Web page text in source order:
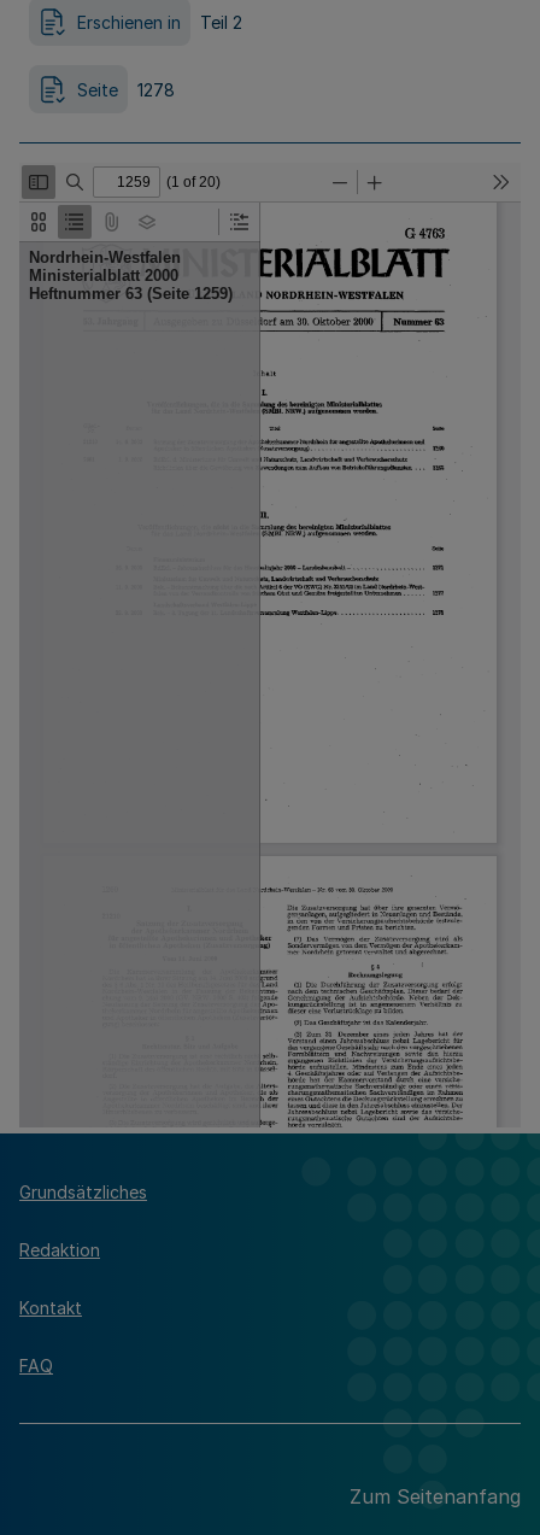
Erschienen in Teil 2
Seite 1278
Grundsätzliches
Redaktion
Kontakt
FAQ
Zum Seitenanfang